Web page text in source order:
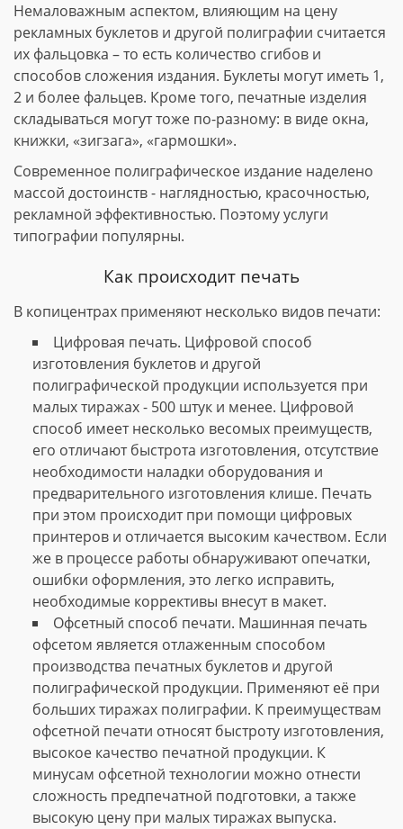
Немаловажным аспектом, влияющим на цену
рекламных буклетов и другой полиграфии считается
их фальцовка – то есть количество сгибов и
способов сложения издания. Буклеты могут иметь 1,
2 и более фальцев. Кроме того, печатные изделия
складываться могут тоже по-разному: в виде окна,
книжки, «зигзага», «гармошки».
Современное полиграфическое издание наделено
массой достоинств - наглядностью, красочностью,
рекламной эффективностью. Поэтому услуги
типографии популярны.
Как происходит печать
В копицентрах применяют несколько видов печати:
Цифровая печать. Цифровой способ
изготовления буклетов и другой
полиграфической продукции используется при
малых тиражах - 500 штук и менее. Цифровой
способ имеет несколько весомых преимуществ,
его отличают быстрота изготовления, отсутствие
необходимости наладки оборудования и
предварительного изготовления клише. Печать
при этом происходит при помощи цифровых
принтеров и отличается высоким качеством. Если
же в процессе работы обнаруживают опечатки,
ошибки оформления, это легко исправить,
необходимые коррективы внесут в макет.
Офсетный способ печати. Машинная печать
офсетом является отлаженным способом
производства печатных буклетов и другой
полиграфической продукции. Применяют её при
больших тиражах полиграфии. К преимуществам
офсетной печати относят быстроту изготовления,
высокое качество печатной продукции. К
минусам офсетной технологии можно отнести
сложность предпечатной подготовки, а также
высокую цену при малых тиражах выпуска.